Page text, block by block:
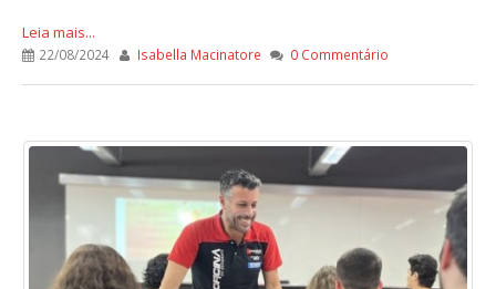
Leia mais...
22/08/2024 Isabella Macinatore 0 Commentário